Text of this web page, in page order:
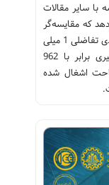
سایر مقالات
که مقایسه‌گر
پیشنهادی با ولتاژ تغذیه 300 میلی ولت، ورودی تفاضلی 1 میلی
ولت و ولتاژ مشترک 150 میلی ولت تاخیری برابر با 962
دارد. مساحت اشغال شده